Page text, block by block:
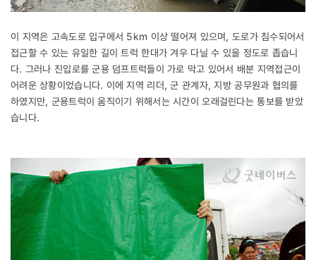
이 지역은 고속도로 입구에서 5km 이상 떨어져 있으며, 도로가 침수되어서
접근할 수 있는 유일한 길이 트럭 한대가 겨우 다닐 수 있을 정도로 좁습니
다. 그러나 진입로를 군용 덤프트럭들이 가로 막고 있어서 배분 지역접근이
어려운 상황이었습니다. 이에 지역 리더, 군 관계자, 지방 공무원과 협의를
하였지만, 군용트럭이 움직이기 위해서는 시간이 오래걸린다는 통보를 받았
습니다.